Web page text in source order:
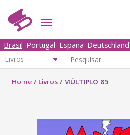
Brasil Portugal España Deutschland
Home / Livros / MÚLTIPLO 85